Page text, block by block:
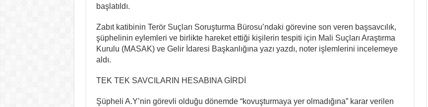
başlatıldı.
Zabıt katibinin Terör Suçları Soruşturma Bürosu’ndaki görevine son veren başsavcılık,
şüphelinin eylemleri ve birlikte hareket ettiği kişilerin tespiti için Mali Suçları Araştırma
Kurulu (MASAK) ve Gelir İdaresi Başkanlığına yazı yazdı, noter işlemlerini incelemeye
aldı.
TEK TEK SAVCILARIN HESABINA GİRDİ
Şüpheli A.Y’nin görevli olduğu dönemde “kovuşturmaya yer olmadığına” karar verilen